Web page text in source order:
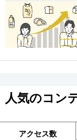
人気のコン
アクセス数